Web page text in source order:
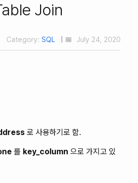
Join
Category: SQL | 📅 July 24, 2020
로 사용하기로 함.
를 key_column 으로 가지고 있